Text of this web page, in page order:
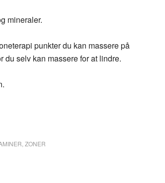
mineraler.
punkter du kan massere på
selv kan massere for at lindre.
ZONER